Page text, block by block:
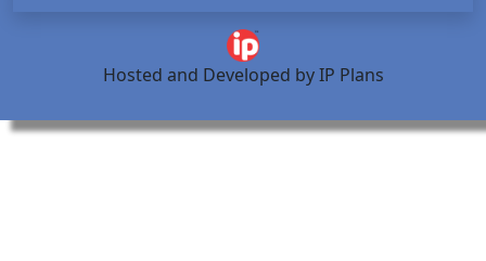
Hosted and Developed by IP